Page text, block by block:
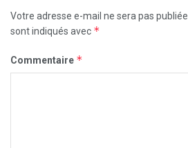
Votre adresse e-mail ne sera pas publiée.
sont indiqués avec *
Commentaire *